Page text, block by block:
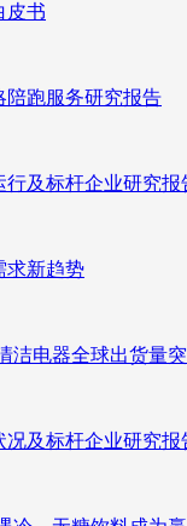
皮书
陪跑服务研究报告
行及标杆企业研究报
求新趋势
洁电器全球出货量
况及标杆企业研究报